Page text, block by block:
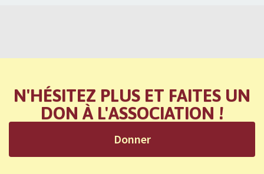
N'HÉSITEZ PLUS ET FAITES UN
DON À L'ASSOCIATION !
Donner